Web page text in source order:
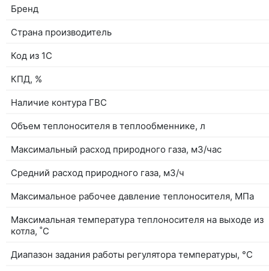
Бренд
Страна производитель
Код из 1С
КПД, %
Наличие контура ГВС
Объем теплоносителя в теплообменнике, л
Максимальный расход природного газа, м3/час
Средний расход природного газа, м3/ч
Максимальное рабочее давление теплоносителя, МПа
Максимальная температура теплоносителя на выходе из
котла, ˚С
Диапазон задания работы регулятора температуры, °С